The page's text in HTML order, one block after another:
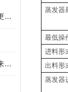
看完本篇你就会对实验室薄膜蒸发设备有更多了解
想知道实验室分子蒸馏的蒸馏过程那赶紧来看看本篇吧
蒸发器
最低操
进料形
出料形
蒸发器